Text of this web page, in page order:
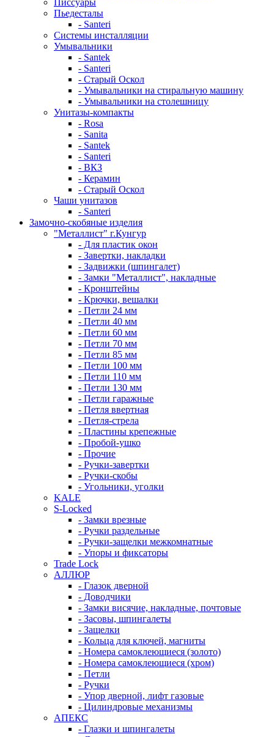
Писсуары
Пьедесталы
- Santeri
Системы инсталляции
Умывальники
- Santek
- Santeri
- Старый Оскол
- Умывальники на стиральную машину
- Умывальники на столешницу
Унитазы-компакты
- Rosa
- Sanita
- Santek
- Santeri
- ВКЗ
- Керамин
- Старый Оскол
Чаши унитазов
- Santeri
Замочно-скобяные изделия
"Металлист" г.Кунгур
- Для пластик окон
- Завертки, накладки
- Задвижки (шпингалет)
- Замки "Металлист", накладные
- Кронштейны
- Крючки, вешалки
- Петли 24 мм
- Петли 40 мм
- Петли 60 мм
- Петли 70 мм
- Петли 85 мм
- Петли 100 мм
- Петли 110 мм
- Петли 130 мм
- Петли гаражные
- Петля ввертная
- Петля-стрела
- Пластины крепежные
- Пробой-ушко
- Прочие
- Ручки-завертки
- Ручки-скобы
- Угольники, уголки
KALE
S-Locked
- Замки врезные
- Ручки раздельные
- Ручки-защелки межкомнатные
- Упоры и фиксаторы
Trade Lock
АЛЛЮР
- Глазок дверной
- Доводчики
- Замки висячие, накладные, почтовые
- Засовы, шпингалеты
- Защелки
- Кольца для ключей, магниты
- Номера самоклеющиеся (золото)
- Номера самоклеющиеся (хром)
- Петли
- Ручки
- Упор дверной, лифт газовые
- Цилиндровые механизмы
АПЕКС
- Глазки и шпингалеты